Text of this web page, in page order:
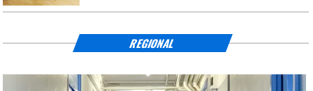
REGIONAL